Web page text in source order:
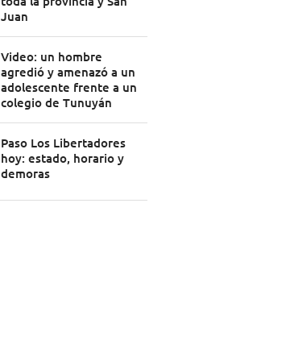
Juan
Video: un hombre
agredió y amenazó a un
adolescente frente a un
colegio de Tunuyán
Paso Los Libertadores
hoy: estado, horario y
demoras